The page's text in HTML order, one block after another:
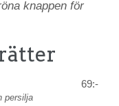
knappen för
69:-
persilja